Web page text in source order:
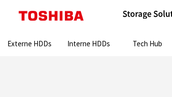
Externe HDDs Interne HDDs Tech Hub
Search: